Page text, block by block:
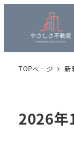
TOPページ 新
2026年